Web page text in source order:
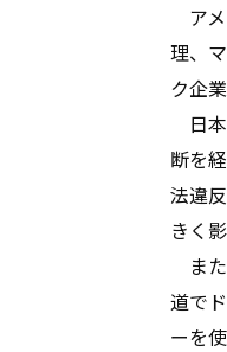
ア
理、
ク企
日
断を
法違
きく
ま
道で
ーを